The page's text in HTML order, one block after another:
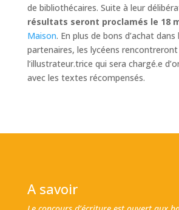
de bibliothécaires. Suite à leur
résultats seront proclamés le 18
Maison. En plus de bons d’achat dans
partenaires, les lycéens rencontreront
l’illustrateur.trice qui sera chargé.e
avec les textes récompensés.
A savoir